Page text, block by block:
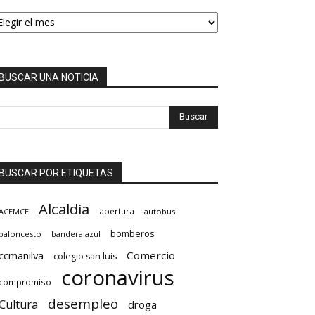
UNA NOTICIA
POR ETIQUETAS
Alcaldia apertura autobus
bandera azul bomberos
colegio san luis Comercio
coronavirus
desempleo droga